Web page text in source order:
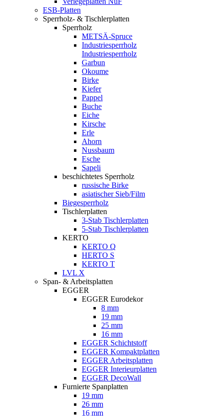
ESB-Platten
Sperrholz- & Tischlerplatten
Sperrholz
METSÄ-Spruce
Industriesperrholz
Industriesperrholz
Garbun
Okoume
Birke
Kiefer
Pappel
Buche
Eiche
Kirsche
Erle
Ahorn
Nussbaum
Esche
Sapeli
beschichtetes Sperrholz
russische Birke
asiatischer Sieb/Film
Biegesperrholz
Tischlerplatten
3-Stab Tischlerplatten
5-Stab Tischlerplatten
KERTO
KERTO Q
HERTO S
KERTO T
LVL X
Span- & Arbeitsplatten
EGGER
EGGER Eurodekor
8 mm
19 mm
25 mm
16 mm
EGGER Schichtstoff
EGGER Kompaktplatten
EGGER Arbeitsplatten
EGGER Interieurplatten
EGGER DecoWall
Furnierte Spanplatten
19 mm
26 mm
16 mm